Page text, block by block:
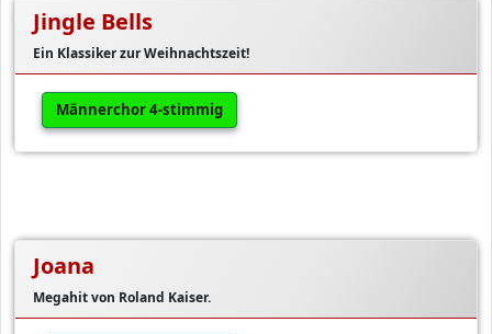
Jingle Bells
Ein Klassiker zur Weihnachtszeit!
Männerchor 4-stimmig
Joana
Megahit von Roland Kaiser.